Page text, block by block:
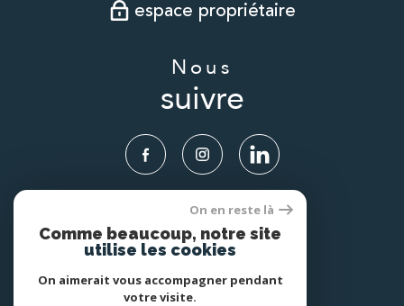
espace propriétaire
Nous
suivre
Nous
adhérons
On en reste là
Comme beaucoup, notre site
utilise les cookies
On aimerait vous accompagner pendant
votre visite.